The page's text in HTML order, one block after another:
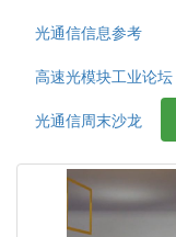
光通信信息参考
高速光模块工业论坛
光通信周末沙龙